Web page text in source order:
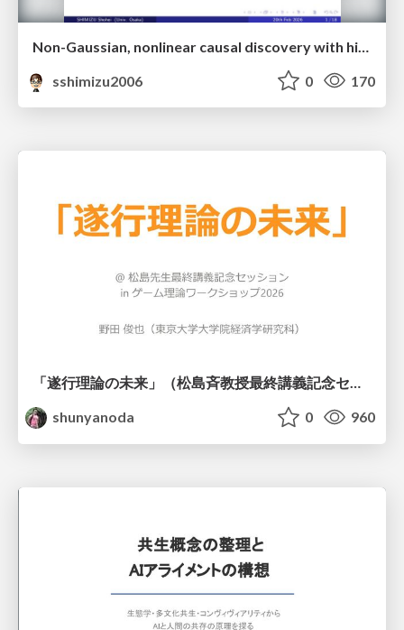
sshimizu2006
0 170
「遂行理論の未来」（松島斉教授最終講義記念セッションの発表資料）
shunyanoda
0 960